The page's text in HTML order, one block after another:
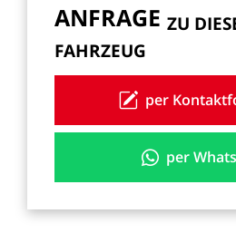
ANFRAGE ZU
FAHRZEUG
per
per